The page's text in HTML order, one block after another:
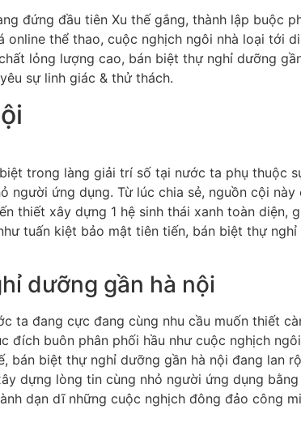
đứng đầu tiên Xu thế gắng, thành lập buộc
thể thao, cuộc nghịch ngôi nhà loại tới
lỏng lượng cao, bán biệt thự nghỉ dưỡng
sự linh giác & thử thách.
trong làng giải trí số tại nước ta phụ thuộc
ứng dụng. Từ lúc chia sẻ, nguồn cội này
thiết xây dựng 1 hệ sinh thái xanh toàn diện,
tuấn kiệt bảo mật tiên tiến, bán biệt thự nghỉ
dưỡng gần hà nội
ta đang cực đang cùng nhu cầu muốn thiết
đích buôn phân phối hầu như cuộc nghịch
bán biệt thự nghỉ dưỡng gần hà nội đang lan
dựng lòng tin cùng nhỏ người ứng dụng
dạn dĩ những cuộc nghịch đông đảo công